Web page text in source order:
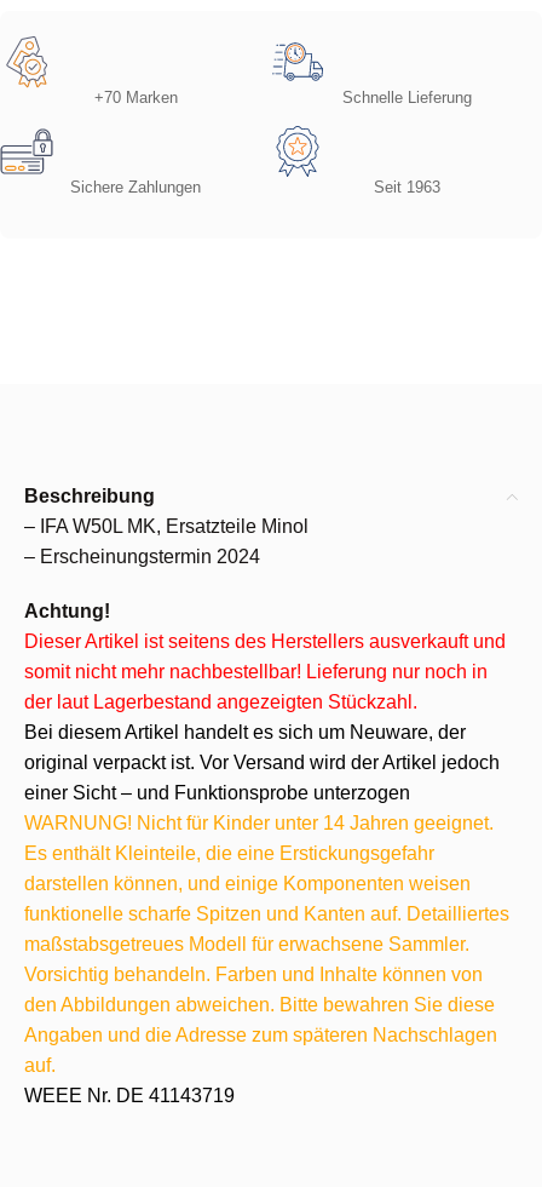
+70 Marken Schnelle Lieferung
Sichere Zahlungen Seit 1963
Beschreibung
– IFA W50L MK, Ersatzteile Minol
– Erscheinungstermin 2024
Achtung!
Dieser Artikel ist seitens des Herstellers ausverkauft und
somit nicht mehr nachbestellbar! Lieferung nur noch in
der laut Lagerbestand angezeigten Stückzahl.
Bei diesem Artikel handelt es sich um Neuware, der
original verpackt ist. Vor Versand wird der Artikel jedoch
einer Sicht – und Funktionsprobe unterzogen
WARNUNG! Nicht für Kinder unter 14 Jahren geeignet.
Es enthält Kleinteile, die eine Erstickungsgefahr
darstellen können, und einige Komponenten weisen
funktionelle scharfe Spitzen und Kanten auf. Detailliertes
maßstabsgetreues Modell für erwachsene Sammler.
Vorsichtig behandeln. Farben und Inhalte können von
den Abbildungen abweichen. Bitte bewahren Sie diese
Angaben und die Adresse zum späteren Nachschlagen
auf.
WEEE Nr. DE 41143719